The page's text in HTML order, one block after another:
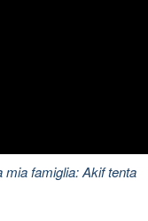
mia famiglia: Akif tenta